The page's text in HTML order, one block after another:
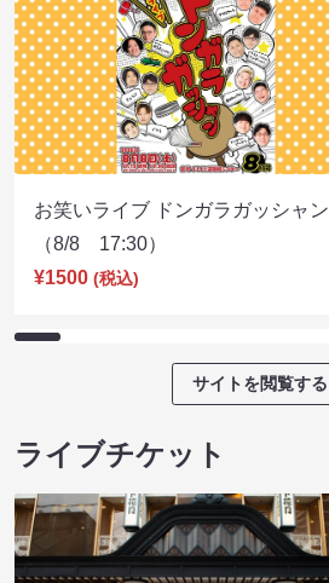
お笑いライブ ドンガラガッシャン
（8/8 17:30）
¥1500 (税込)
サイトを閲覧する
ライブチケット